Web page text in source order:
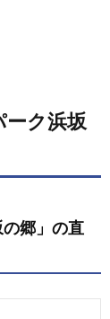
ク浜坂
郷」の直